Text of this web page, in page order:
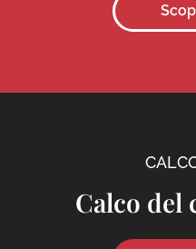
Calco del